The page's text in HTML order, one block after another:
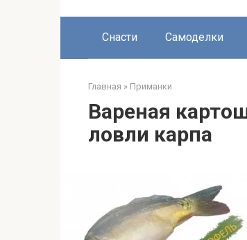
Снасти Самоделки
Главная » Приманки
Вареная
ловли карпа